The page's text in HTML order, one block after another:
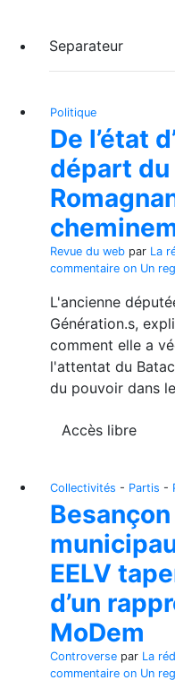
Separateur
Politique
De l’état
départ du
Revue du web par La
commentaire on Un
L'ancienne
Génération.s,
comment elle a
l'attentat du
du pouvoir dans
Accès libre
Collectivités - Partis -
EELV
d’un
MoDem
Controverse par La
commentaire on Un